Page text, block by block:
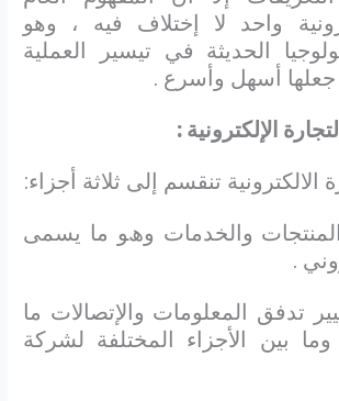
واحد لا إختلاف فيه ، وهو
الحديثة في تيسير العملية
جعلها أسهل وأسرع .
الإلكترونية :
اﻻﻟﻜﺘﺮوﻧﯿﺔ ﺗﻨﻘﺴﻢ إﻟﻰ ﺛﻼﺛﺔ أﺟﺰاء:
واﻟﺨﺪﻣﺎت وھﻮ ما يسمى
.
ﺗﺪﻓﻖ اﻟﻤﻌﻠﻮﻣﺎت والإﺗﺼﺎﻻت ﻣﺎ
ﺑﯿﻦ اﻷﺟﺰاء اﻟﻤﺨﺘﻠﻔﺔ ﻟﺸﺮﻛﺔ